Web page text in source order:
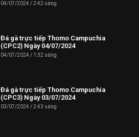
04/07/2024 2:42 sáng
Đá gà trực tiếp Thomo Campuchia
(CPC2) Ngày 04/07/2024
04/07/2024 1:32 sáng
Đá gà trực tiếp Thomo Campuchia
(CPC3) Ngày 03/07/2024
03/07/2024 2:43 sáng